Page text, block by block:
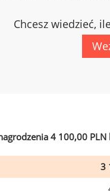
Chcesz wiedzieć,
4 100,00
3